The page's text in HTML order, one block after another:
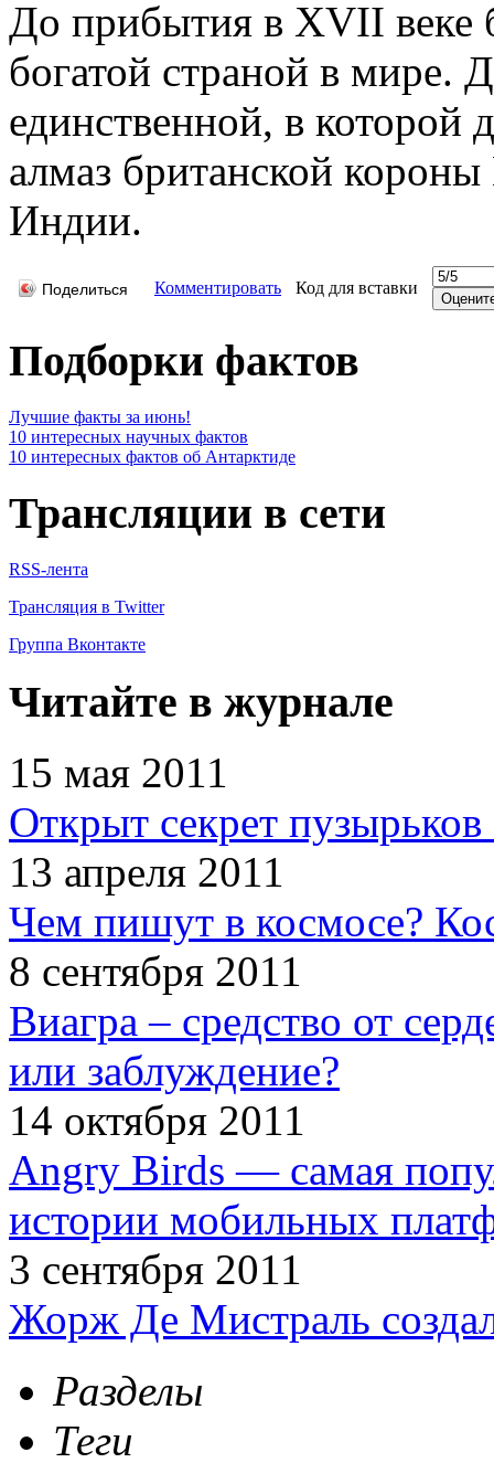
До прибытия в XVII веке
богатой страной в мире.
единственной, в
алмаз британской
Индии.
Поделиться Комментировать Код для вставки
Подборки фактов
Лучшие факты за июнь!
10 интересных научных фактов
10 интересных фактов об Антарктиде
Трансляции в сети
RSS-лента
Трансляция в Twitter
Группа Вконтакте
Читайте в журнале
15 мая 2011
Открыт секрет пузырьков
13 апреля 2011
Чем пишут в космосе?
8 сентября 2011
Виагра – средство от
или заблуждение?
14 октября 2011
Angry Birds — самая
истории мобильных
3 сентября 2011
Жорж Де Мистраль
Разделы
Теги